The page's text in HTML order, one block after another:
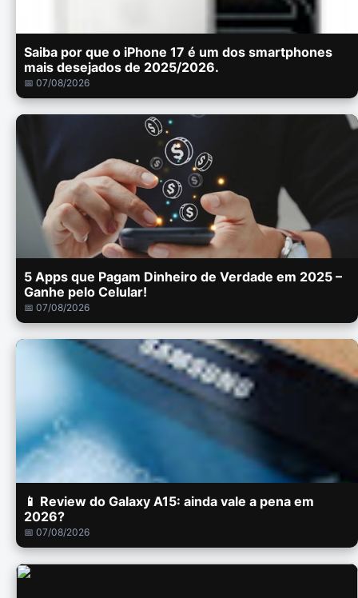
Saiba por que o iPhone 17 é um dos smartphones
mais desejados de 2025/2026.
📅 07/08/2026
5 Apps que Pagam Dinheiro de Verdade em 2025 –
Ganhe pelo Celular!
📅 07/08/2026
📱 Review do Galaxy A15: ainda vale a pena em
2026?
📅 07/08/2026